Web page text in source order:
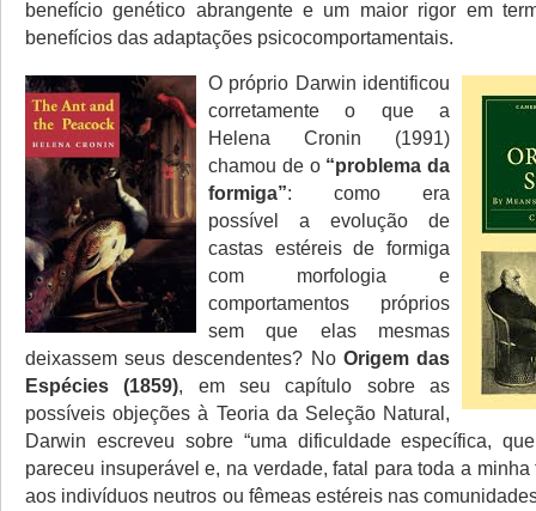
benefício genético abrangente e um maior rigor em
benefícios das adaptações psicocomportamentais.
O próprio Darwin identificou
corretamente o que a
Helena Cronin (1991)
chamou de o “problema da
formiga”: como era
possível a evolução de
castas estéreis de formiga
com morfologia e
comportamentos próprios
sem que elas mesmas
deixassem seus descendentes? No Origem das
Espécies (1859), em seu capítulo sobre as
possíveis objeções à Teoria da Seleção Natural,
Darwin escreveu sobre “uma dificuldade específica,
pareceu insuperável e, na verdade, fatal para toda a minha
aos indivíduos neutros ou fêmeas estéreis nas